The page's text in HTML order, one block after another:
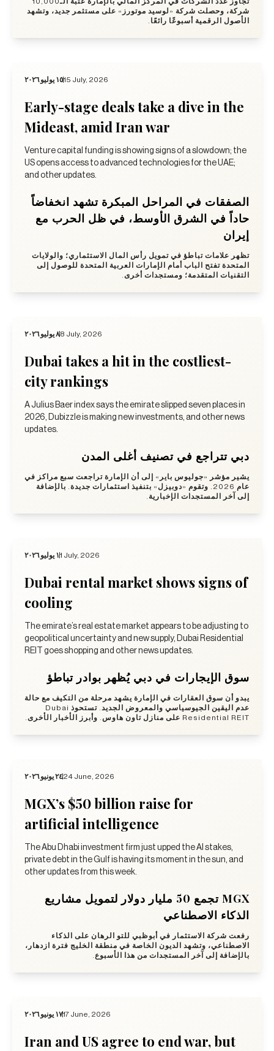
شركة، وحصلت شركة «لوسيد موتورز» على مستثمر جديد، وتشهد
الأصول الرقمية أسبوعًا رائعًا.
١٥ يوليو ٢٠٢٦15 July, 2026
Early-stage deals take a dive in the
Mideast, amid Iran war
Venture capital funding is showing signs of a slowdown; the
US opens access to advanced technologies for the UAE;
and other updates.
الصفقات في المراحل المبكرة تشهد انخفاضاً
حاداً في الشرق الأوسط، في ظل الحرب مع
إيران
تظهر علامات تباطؤ في تمويل رأس المال الاستثماري؛ والولايات
المتحدة تفتح الباب أمام الإمارات العربية المتحدة للوصول إلى
التقنيات المتقدمة؛ ومستجدات أخرى.
٨ يوليو ٢٠٢٦8 July, 2026
Dubai takes a hit in the costliest-
city rankings
A Julius Baer index says the emirate slipped seven places in
2026, Dubizzle is making new investments, and other news
updates.
دبي تتراجع في تصنيف أغلى المدن
يشير مؤشر «جوليوس باير» إلى أن الإمارة تراجعت سبع مراكز في
عام 2026. وتقوم «دوبيزل» بتنفيذ استثمارات جديدة. بالإضافة
إلى آخر المستجدات الإخبارية.
١ يوليو ٢٠٢٦1 July, 2026
Dubai rental market shows signs of
cooling
The emirate’s real estate market appears to be adjusting to
geopolitical uncertainty and new supply, Dubai Residential
REIT goes shopping and other news updates.
سوق الإيجارات في دبي يُظهر بوادر تباطؤ
يبدو أن سوق العقارات في الإمارة يشهد مرحلة من التكيف مع حالة
عدم اليقين الجيوسياسي والمعروض الجديد. تستحوذ Dubai
Residential REIT على منازل تاون هاوس. وأبرز الأخبار الأخرى.
٢٤ يونيو ٢٠٢٦24 June, 2026
MGX’s $50 billion raise for
artificial intelligence
The Abu Dhabi investment firm just upped the AI stakes,
private debt in the Gulf is having its moment in the sun, and
other updates from this week.
MGX تجمع 50 مليار دولار لتمويل مشاريع
الذكاء الاصطناعي
رفعت شركة الاستثمار في أبوظبي للتو الرهان على الذكاء
الاصطناعي، وتشهد الديون الخاصة في منطقة الخليج فترة ازدهار،
بالإضافة إلى آخر المستجدات من هذا الأسبوع.
١٧ يونيو ٢٠٢٦17 June, 2026
Iran and US agree to end war, but